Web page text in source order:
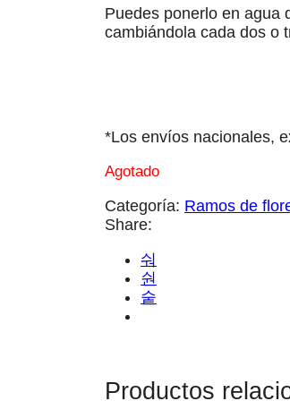
Puedes ponerlo en agua
cambiándola cada dos o
*Los envíos nacionales,
Agotado
Categoría: Ramos de
Share:
Productos